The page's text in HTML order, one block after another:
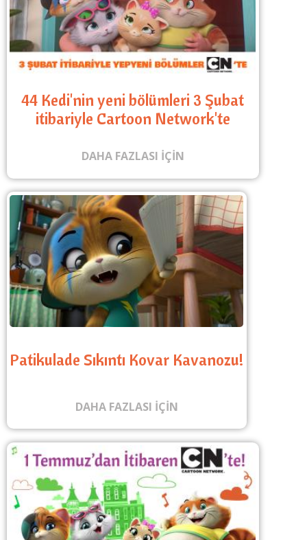
44 Kedi'nin yeni bölümleri 3 Şubat
itibariyle Cartoon Network'te
DAHA FAZLASI IÇIN
Patikulade Sıkıntı Kovar Kavanozu!
DAHA FAZLASI IÇIN